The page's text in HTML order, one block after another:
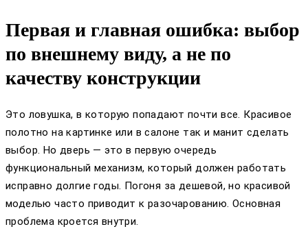
Первая и главная ошибка: выбор
по внешнему виду, а не по
качеству конструкции
Это ловушка, в которую попадают почти все. Красивое
полотно на картинке или в салоне так и манит сделать
выбор. Но дверь — это в первую очередь
функциональный механизм, который должен работать
исправно долгие годы. Погоня за дешевой, но красивой
моделью часто приводит к разочарованию. Основная
проблема кроется внутри.